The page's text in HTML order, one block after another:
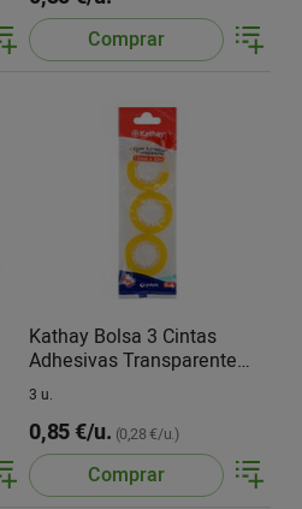
Comprar
Kathay Bolsa 3 Cintas
Adhesivas Transparente
12MMX33M
3 u.
0,85 €/u. (0,28 €/u.)
Comprar